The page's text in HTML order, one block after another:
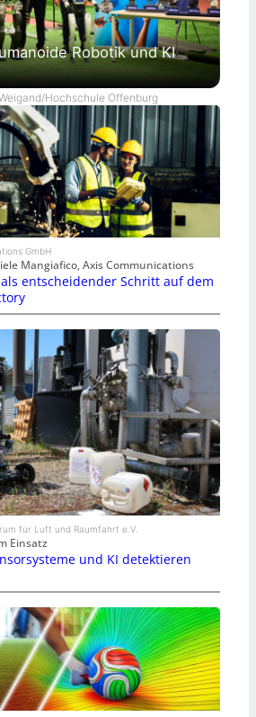
Robotik und KI
Hochschule Offenburg
GmbH
Mangiafico, Axis Communications
entscheidender Schritt auf dem
für Luft und Raumfahrt e.V.
Einsatz
und KI detektieren